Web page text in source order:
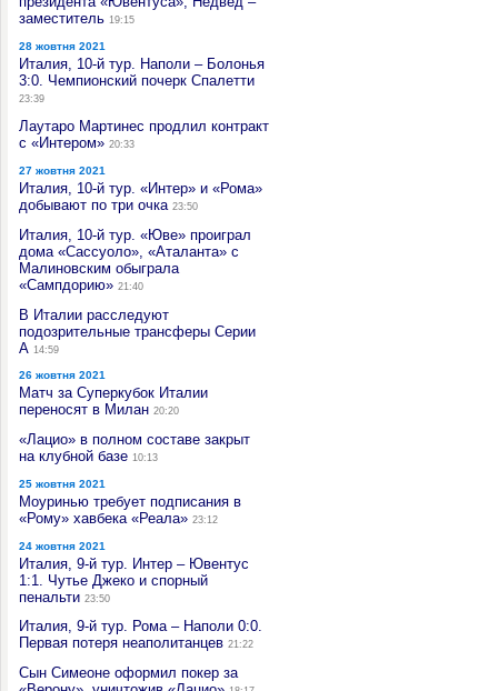
заместитель 19:15
28 жовтня 2021
Италия, 10-й тур. Наполи – Болонья
3:0. Чемпионский почерк Спалетти
23:39
Лаутаро Мартинес продлил контракт
с «Интером» 20:33
27 жовтня 2021
Италия, 10-й тур. «Интер» и «Рома»
добывают по три очка 23:50
Италия, 10-й тур. «Юве» проиграл
дома «Сассуоло», «Аталанта» с
Малиновским обыграла
«Сампдорию» 21:40
В Италии расследуют
подозрительные трансферы Серии
А 14:59
26 жовтня 2021
Матч за Суперкубок Италии
переносят в Милан 20:20
«Лацио» в полном составе закрыт
на клубной базе 10:13
25 жовтня 2021
Моуринью требует подписания в
«Рому» хавбека «Реала» 23:12
24 жовтня 2021
Италия, 9-й тур. Интер – Ювентус
1:1. Чутье Джеко и спорный
пенальти 23:50
Италия, 9-й тур. Рома – Наполи 0:0.
Первая потеря неаполитанцев 21:22
Сын Симеоне оформил покер за